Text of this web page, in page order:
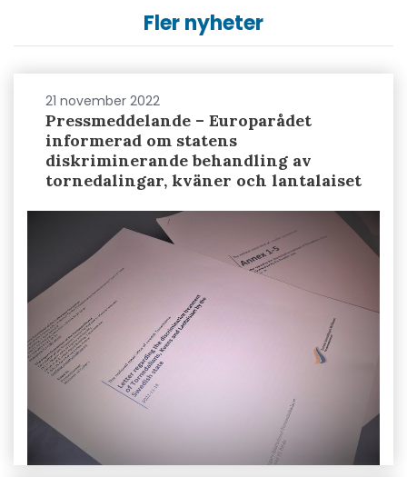
Fler nyheter
21 november 2022
Pressmeddelande – Europarådet
informerad om statens
diskriminerande behandling av
tornedalingar, kväner och lantalaiset